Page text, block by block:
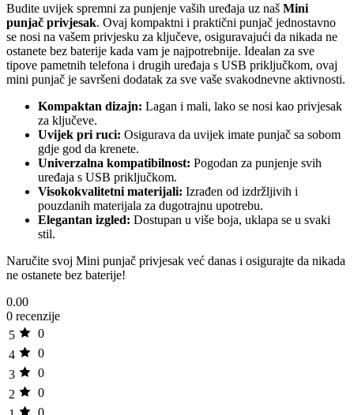
Budite uvijek spremni za punjenje vaših uređaja uz naš Mini
punjač privjesak. Ovaj kompaktni i praktični punjač jednostavno
se nosi na vašem privjesku za ključeve, osiguravajući da nikada ne
ostanete bez baterije kada vam je najpotrebnije. Idealan za sve
tipove pametnih telefona i drugih uređaja s USB priključkom, ovaj
mini punjač je savršeni dodatak za sve vaše svakodnevne aktivnosti.
Kompaktan dizajn: Lagan i mali, lako se nosi kao privjesak
za ključeve.
Uvijek pri ruci: Osigurava da uvijek imate punjač sa sobom
gdje god da krenete.
Univerzalna kompatibilnost: Pogodan za punjenje svih
uređaja s USB priključkom.
Visokokvalitetni materijali: Izrađen od izdržljivih i
pouzdanih materijala za dugotrajnu upotrebu.
Elegantan izgled: Dostupan u više boja, uklapa se u svaki
stil.
Naručite svoj Mini punjač privjesak već danas i osigurajte da nikada
ne ostanete bez baterije!
0.00
0 recenzije
5
0
4
0
3
0
2
0
0